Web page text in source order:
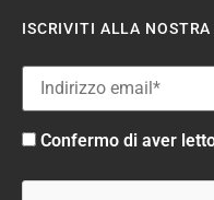
ISCRIVITI ALLA NOSTRA
Confermo di aver